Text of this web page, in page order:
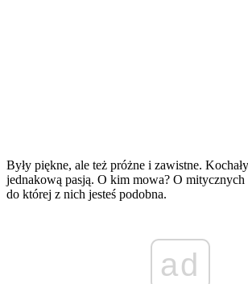
Były piękne, ale też próżne i zawistne.
jednakową pasją. O kim mowa? O
do której z nich jesteś podobna.
ad